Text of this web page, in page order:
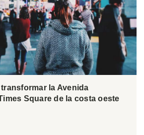
la Avenida
Square de la costa oeste